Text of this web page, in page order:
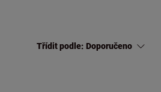
Třídit podle: Doporučeno